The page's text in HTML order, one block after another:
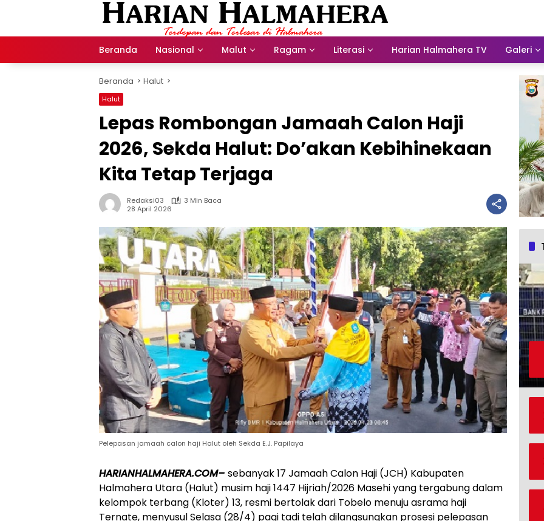
Beranda Nasional Malut Ragam Literasi Harian Halmahera TV Galeri
Beranda Halut
Halut
Lepas Rombongan Jamaah Calon Haji
2026, Sekda Halut: Do’akan Kebihinekaan
Kita Tetap Terjaga
Redaksi03
3 Min Baca
28 April 2026
Pelepasan jamaah calon haji Halut oleh Sekda E.J. Papilaya
HARIANHALMAHERA.COM– sebanyak 17 Jamaah Calon Haji (JCH) Kabupaten
Halmahera Utara (Halut) musim haji 1447 Hijriah/2026 Masehi yang tergabung dalam
kelompok terbang (Kloter) 13, resmi bertolak dari Tobelo menuju asrama haji
Ternate, menyusul Selasa (28/4) pagi tadi telah dilangsungkan prosesi pelepasan